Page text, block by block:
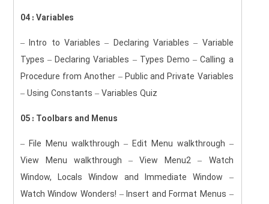
04 : Variables
– Intro to Variables – Declaring Variables – Variable
Types – Declaring Variables – Types Demo – Calling a
Procedure from Another – Public and Private Variables
– Using Constants – Variables Quiz
05 : Toolbars and Menus
– File Menu walkthrough – Edit Menu walkthrough –
View Menu walkthrough – View Menu2 – Watch
Window, Locals Window and Immediate Window –
Watch Window Wonders! – Insert and Format Menus –